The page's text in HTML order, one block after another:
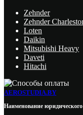
Zehnder
Zehnder
Loten
Daikin
Mitsubishi Heavy
Daveti
Hitachi
AEROSTUDIA.BY
Наименование